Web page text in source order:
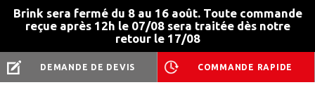
Brink sera fermé du 8 au 16 août. Toute commande
reçue après 12h le 07/08 sera traitée dès notre
retour le 17/08
DEMANDE DE DEVIS COMMANDE RAPIDE